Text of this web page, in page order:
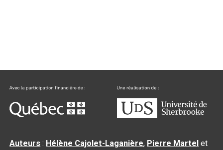
Auteurs : Hélène Cajolet-Laganière, Pierre Martel et